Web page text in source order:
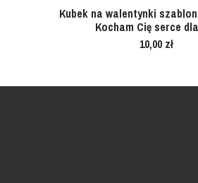
Kubek na walentynki
Kocham Cię serce
10,00 zł